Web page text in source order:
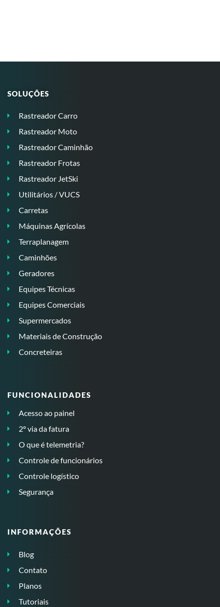
SOLUÇÕES
Rastreador Carro
Rastreador Moto
Rastreador Caminhão
Rastreador Frotas
Rastreador JetSki
Utilitários / VUCS
Carretas
Máquinas Agrícolas
Terraplanagem
Caminhões
Geradores
Equipes Técnicas
Equipes Comerciais
Supermercados
Materiais de Construção
Concreteiras
FUNCIONALIDADES
Acesso ao painel
2º via da fatura
O que é telemetria?
Controle de funcionários
Controle logístico
Segurança
INFORMAÇÕES
Blog
Contato
Planos
Tutoriais